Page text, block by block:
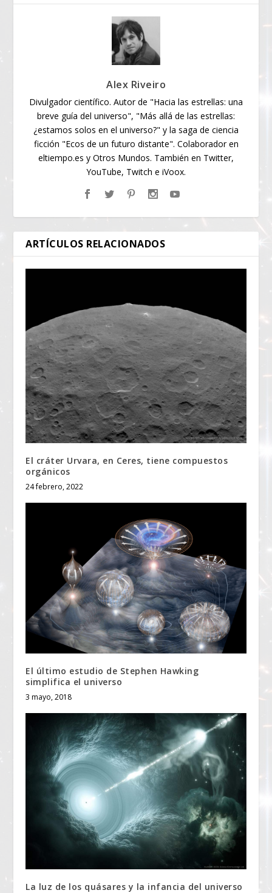
Alex Riveiro
Divulgador científico. Autor de "Hacia las estrellas: una
breve guía del universo", "Más allá de las estrellas:
¿estamos solos en el universo?" y la saga de ciencia
ficción "Ecos de un futuro distante". Colaborador en
eltiempo.es y Otros Mundos. También en Twitter,
YouTube, Twitch e iVoox.
ARTÍCULOS RELACIONADOS
El cráter Urvara, en Ceres, tiene compuestos
orgánicos
24 febrero, 2022
El último estudio de Stephen Hawking
simplifica el universo
3 mayo, 2018
La luz de los quásares y la infancia del universo